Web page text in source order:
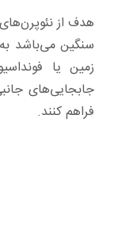
هدف از
سنگین می‌باشد
زمین یا
جابجایی‌های
فراهم کنند.